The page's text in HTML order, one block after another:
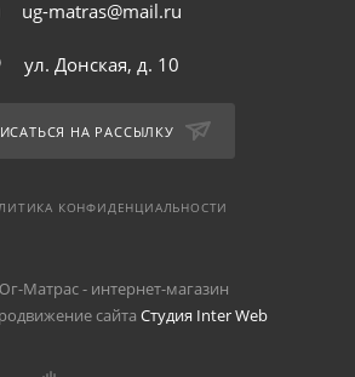
ug-matras@mail.ru
ул. Донская, д. 10
НА РАССЫЛКУ
КОНФИДЕНЦИАЛЬНОСТИ
Матрас - интернет-магазин
сайта Студия Inter Web